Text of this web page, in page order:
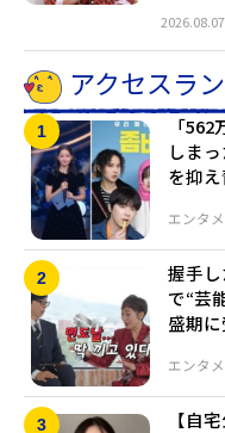
2026.08.07
アクセスラ
エンタメ
「
しま
を抑
エンタメ
握手
で“芸
盛期
【自